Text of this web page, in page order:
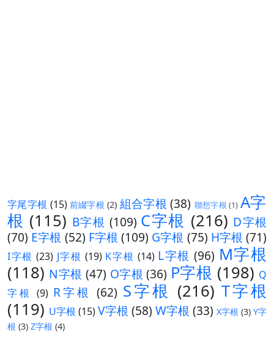
字尾字根 (15) 前綴字根 (2) 組合字根 (38) 聯想字根 (1) A字
根 (115) B字根 (109) C字根 (216) D字根
(70) E字根 (52) F字根 (109) G字根 (75) H字根 (71)
I字根 (23) J字根 (19) K字根 (14) L字根 (96) M字根
(118) N字根 (47) O字根 (36) P字根 (198) Q
字根 (9) R字根 (62) S字根 (216) T字根
(119) U字根 (15)V字根 (58) W字根 (33) X字根 (3) Y字
根 (3) Z字根 (4)